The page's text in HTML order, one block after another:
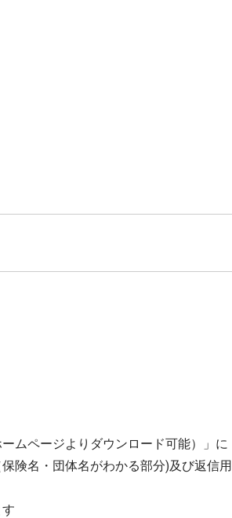
ページよりダウンロード可能）」に
険名・団体名がわかる部分)及び返信用